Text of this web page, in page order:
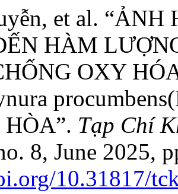
et al.
HÀM
OXY
Tạp Chí
8, June 2025,
10.31817/